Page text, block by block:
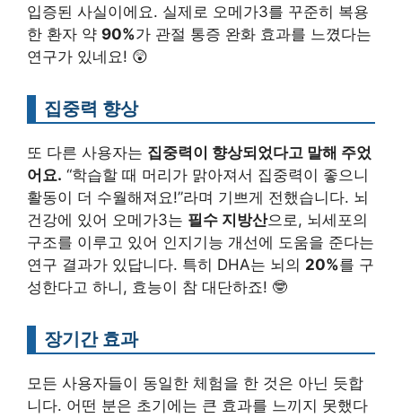
입증된 사실이에요. 실제로 오메가3를 꾸준히 복용
한 환자 약 90%가 관절 통증 완화 효과를 느꼈다는
연구가 있네요! 😲
집중력 향상
또 다른 사용자는 집중력이 향상되었다고 말해 주었
어요. “학습할 때 머리가 맑아져서 집중력이 좋으니
활동이 더 수월해져요!”라며 기쁘게 전했습니다. 뇌
건강에 있어 오메가3는 필수 지방산으로, 뇌세포의
구조를 이루고 있어 인지기능 개선에 도움을 준다는
연구 결과가 있답니다. 특히 DHA는 뇌의 20%를 구
성한다고 하니, 효능이 참 대단하죠! 🤓
장기간 효과
모든 사용자들이 동일한 체험을 한 것은 아닌 듯합
니다. 어떤 분은 초기에는 큰 효과를 느끼지 못했다